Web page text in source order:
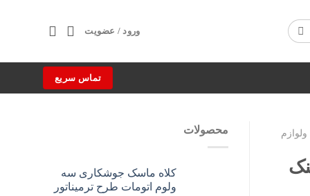
ورود / عضویت
تماس سریع
محصولات
کلاه ماسک جوشکاری سه
ولوم اتومات طرح ترمیناتور